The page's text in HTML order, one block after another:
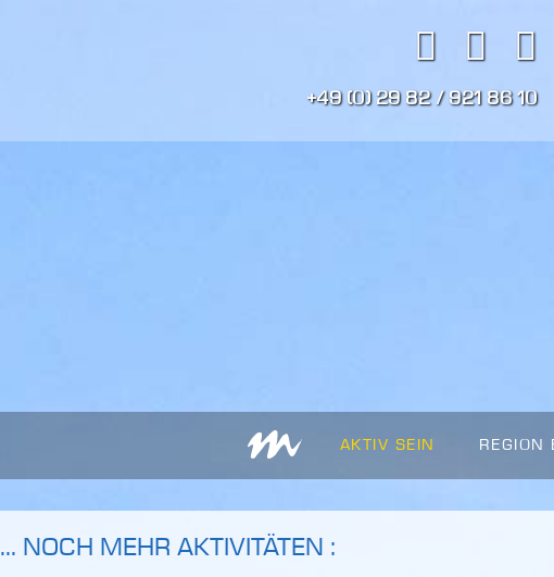
+49 (0) 29 82 / 921 86 10
AKTIV SEIN REGION
... NOCH MEHR AKTIVITÄTEN :